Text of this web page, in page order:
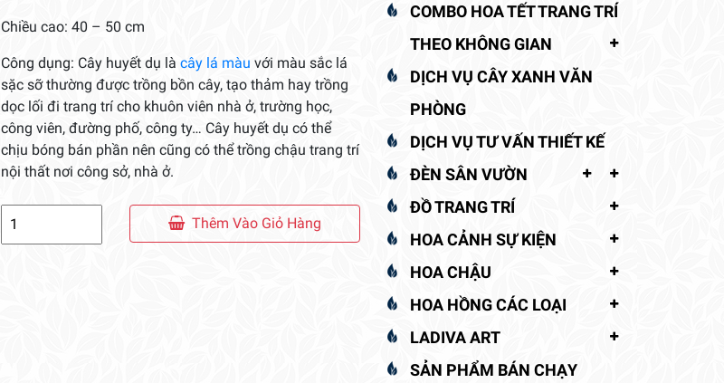
Chiều cao: 40 – 50 cm
Công dụng: Cây huyết dụ là cây lá màu với màu sắc lá
sặc sỡ thường được trồng bồn cây, tạo thảm hay trồng
dọc lối đi trang trí cho khuôn viên nhà ở, trường học,
công viên, đường phố, công ty… Cây huyết dụ có thể
chịu bóng bán phần nên cũng có thể trồng chậu trang trí
nội thất nơi công sở, nhà ở.
Thêm Vào Giỏ Hàng
COMBO HOA TẾT TRANG TRÍ
THEO KHÔNG GIAN
DỊCH VỤ CÂY XANH VĂN
PHÒNG
DỊCH VỤ TƯ VẤN THIẾT KẾ
ĐÈN SÂN VƯỜN
ĐỒ TRANG TRÍ
HOA CẢNH SỰ KIỆN
HOA CHẬU
HOA HỒNG CÁC LOẠI
LADIVA ART
SẢN PHẨM BÁN CHẠY